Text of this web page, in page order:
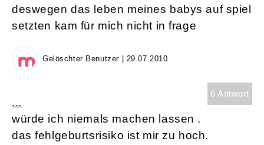
deswegen das leben meines babys auf spiel
setzten kam für mich nicht in frage
Gelöschter Benutzer | 29.07.2010
6 Antwort
...
würde ich niemals machen lassen .
das fehlgeburtsrisiko ist mir zu hoch.